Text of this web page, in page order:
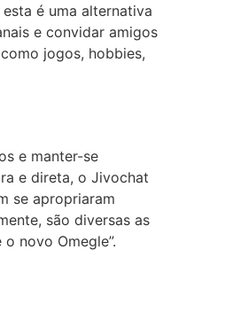
é uma alternativa
e convidar amigos
jogos, hobbies,
e manter-se
e direta, o Jivochat
se apropriaram
são diversas as
novo Omegle”.